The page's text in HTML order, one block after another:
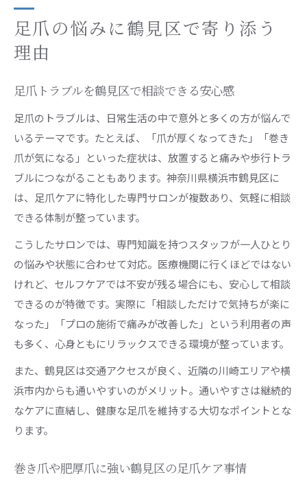
足爪ケアとリラックスを両立する施術の魅力
足爪ケアで心身リフレッシュできる理由
ストレスなく足爪を整えるリラックス施術
巻き爪や肥厚爪も鶴見区なら安心
巻き爪や肥厚爪ケアを鶴見区で安心サポート
足爪のトラブルに対応する専門知識の強み
巻き爪・肥厚爪の悩み解消へ導く鶴見区の技術
足爪症状別に選ぶ鶴見区のケア対策ポイント
足爪の専門知識がトラブル改善の鍵となる理由
鶴見区で受ける専門的な足爪ケアの安心感
爪切りや巻き爪矯正の専門技術が叶える効果
足爪に特化したプロのアドバイス活用術
専門家が教える足爪ケアの具体的な流れ
自爪を健やかに育てたい方へのポイント
足爪ケアを続けることで得られる変化
足爪の悩みに鶴見区で寄り添う
理由
足爪トラブルを鶴見区で相談できる安心感
足爪のトラブルは、日常生活の中で意外と多くの方が悩んで
いるテーマです。たとえば、「爪が厚くなってきた」「巻き
爪が気になる」といった症状は、放置すると痛みや歩行トラ
ブルにつながることもあります。神奈川県横浜市鶴見区に
は、足爪ケアに特化した専門サロンが複数あり、気軽に相談
できる体制が整っています。
こうしたサロンでは、専門知識を持つスタッフが一人ひとり
の悩みや状態に合わせて対応。医療機関に行くほどではない
けれど、セルフケアでは不安が残る場合にも、安心して相談
できるのが特徴です。実際に「相談しただけで気持ちが楽に
なった」「プロの施術で痛みが改善した」という利用者の声
も多く、心身ともにリラックスできる環境が整っています。
また、鶴見区は交通アクセスが良く、近隣の川崎エリアや横
浜市内からも通いやすいのがメリット。通いやすさは継続的
なケアに直結し、健康な足爪を維持する大切なポイントとな
ります。
巻き爪や肥厚爪に強い鶴見区の足爪ケア事情